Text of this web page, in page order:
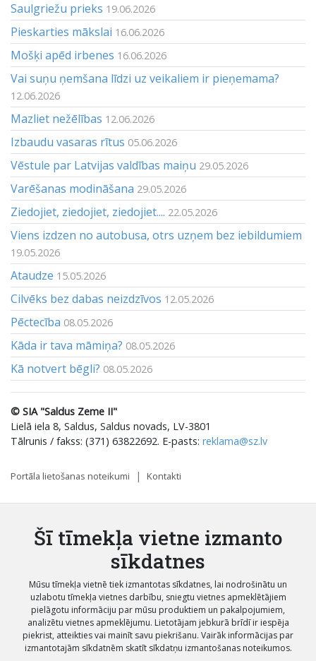
Saulgriežu prieks 19.06.2026
Pieskarties mākslai 16.06.2026
Mošķi apēd irbenes 16.06.2026
Vai suņu ņemšana līdzi uz veikaliem ir pieņemama?
12.06.2026
Mazliet nežēlības 12.06.2026
Izbaudu vasaras rītus 05.06.2026
Vēstule par Latvijas valdības maiņu 29.05.2026
Varēšanas modināšana 29.05.2026
Ziedojiet, ziedojiet, ziedojiet.... 22.05.2026
Viens izdzen no autobusa, otrs uzņem bez iebildumiem
19.05.2026
Ataudze 15.05.2026
Cilvēks bez dabas neizdzīvos 12.05.2026
Pēctecība 08.05.2026
Kāda ir tava māmiņa? 08.05.2026
Kā notvert bēgli? 08.05.2026
© SIA "Saldus Zeme II"
Lielā iela 8, Saldus, Saldus novads, LV-3801
Tālrunis / fakss: (371) 63822692. E-pasts: reklama@sz.lv
Portāla lietošanas noteikumi Kontakti
Šī tīmekļa vietne izmanto
sīkdatnes
Mūsu tīmekļa vietnē tiek izmantotas sīkdatnes, lai nodrošinātu un
uzlabotu tīmekļa vietnes darbību, sniegtu vietnes apmeklētājiem
pielāgotu informāciju par mūsu produktiem un pakalpojumiem,
analizētu vietnes apmeklējumu. Lietotājam jebkurā brīdī ir iespēja
piekrist, atteikties vai mainīt savu piekrišanu. Vairāk informācijas par
izmantotajām sīkdatnēm skatīt sīkdatņu izmantošanas noteikumos.